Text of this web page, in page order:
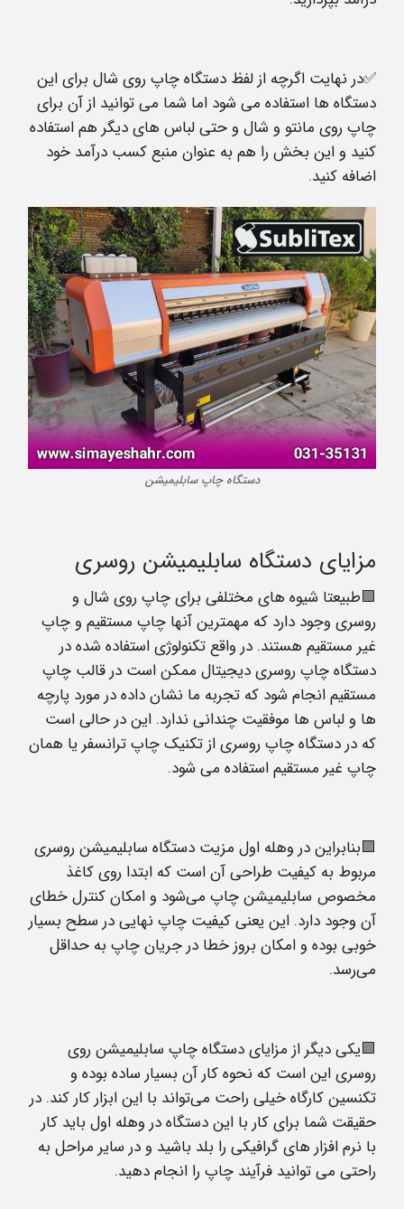
✅در نهایت اگرچه از لفظ دستگاه چاپ روی شال برای این
دستگاه ها استفاده می شود اما شما می توانید از آن برای
چاپ روی مانتو و شال و حتی لباس های دیگر هم استفاده
کنید و این بخش را هم به عنوان منبع کسب درآمد خود
اضافه کنید.
دستگاه چاپ سابلیمیشن
مزایای دستگاه سابلیمیشن روسری
🟪طبیعتا شیوه های مختلفی برای چاپ روی شال و
روسری وجود دارد که مهمترین آنها چاپ مستقیم و چاپ
غیر مستقیم هستند. در واقع تکنولوژی استفاده شده در
دستگاه چاپ روسری دیجیتال ممکن است در قالب چاپ
مستقیم انجام شود که تجربه ما نشان داده در مورد پارچه
ها و لباس ها موفقیت چندانی ندارد. این در حالی است
که در دستگاه چاپ روسری از تکنیک چاپ ترانسفر یا همان
چاپ غیر مستقیم استفاده می شود.
🟪بنابراین در وهله اول مزیت دستگاه سابلیمیشن روسری
مربوط به کیفیت طراحی آن است که ابتدا روی کاغذ
مخصوص سابلیمیشن چاپ می‌شود و امکان کنترل خطای
آن وجود دارد. این یعنی کیفیت چاپ نهایی در سطح بسیار
خوبی بوده و امکان بروز خطا در جریان چاپ به حداقل
می‌رسد.
🟪یکی دیگر از مزایای دستگاه چاپ سابلیمیشن روی
روسری این است که نحوه کار آن بسیار ساده بوده و
تکنسین کارگاه خیلی راحت می‌تواند با این ابزار کار کند. در
حقیقت شما برای کار با این دستگاه در وهله اول باید کار
با نرم افزار های گرافیکی را بلد باشید و در سایر مراحل به
راحتی می توانید فرآیند چاپ را انجام دهید.